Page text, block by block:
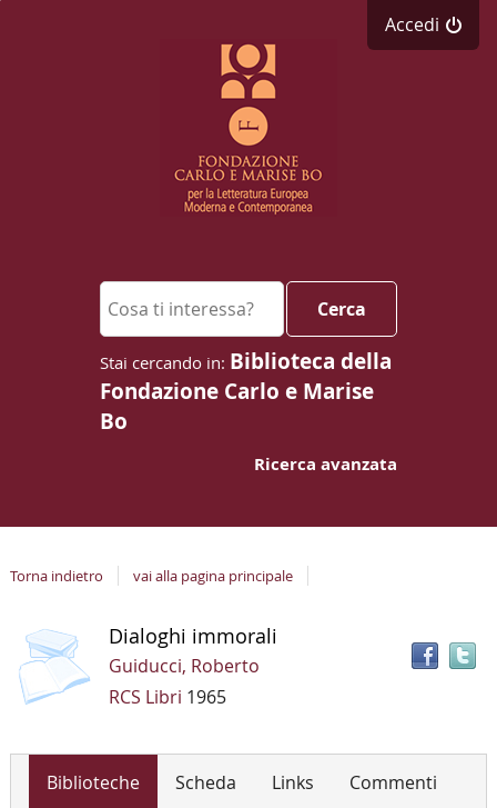
Accedi
Cerca su "Cerca"
Cerca
Biblioteca della
Fondazione Carlo e Marise
Bo
Ricerca avanzata
Torna indietro vai alla pagina principale
Dettaglio
del
documento
copertina Dialoghi immorali
Guiducci, Roberto
RCS Libri 1965
Biblioteche Scheda Links Commenti